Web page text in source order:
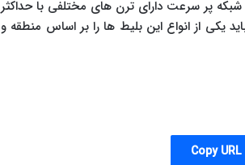
پر سرعت دارای ترن های مختلفی با حداکثر
از انواع این بلیط ها را بر اساس منطقه و
Copy URL